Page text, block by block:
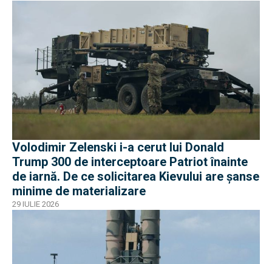
Volodimir Zelenski i-a cerut lui Donald
Trump 300 de interceptoare Patriot înainte
de iarnă. De ce solicitarea Kievului are șanse
minime de materializare
29 IULIE 2026